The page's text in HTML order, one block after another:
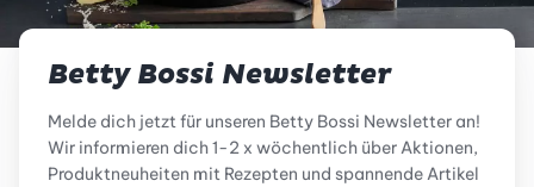
Betty Bossi Newsletter
Melde dich jetzt für unseren Betty Bossi Newsletter an!
Wir informieren dich 1-2 x wöchentlich über Aktionen,
Produktneuheiten mit Rezepten und spannende Artikel